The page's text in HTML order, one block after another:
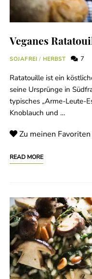
Veganes
SOJAFREI / HERBST 7
Ratatouille ist ein
seine Ursprünge in
typisches „Arme-Leute-
Knoblauch und …
Zu meinen
READ MORE